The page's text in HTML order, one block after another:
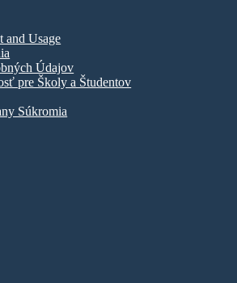
and Usage
Údajov
pre Školy a Študentov
Súkromia